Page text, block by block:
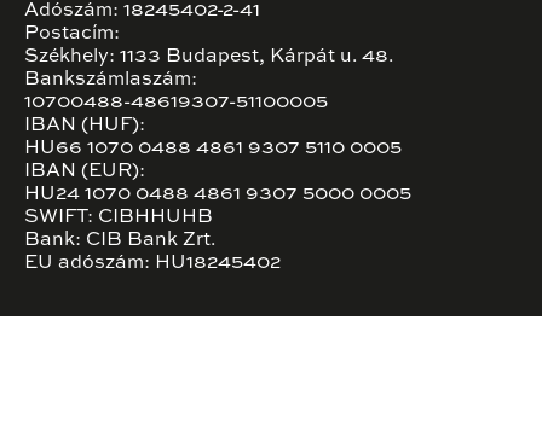
Adószám: 18245402-2-41
Postacím:
Székhely: 1133 Budapest, Kárpát u. 48.
Bankszámlaszám:
10700488-48619307-51100005
IBAN (HUF):
HU66 1070 0488 4861 9307 5110 0005
IBAN (EUR):
HU24 1070 0488 4861 9307 5000 0005
SWIFT: CIBHHUHB
Bank: CIB Bank Zrt.
EU adószám: HU18245402